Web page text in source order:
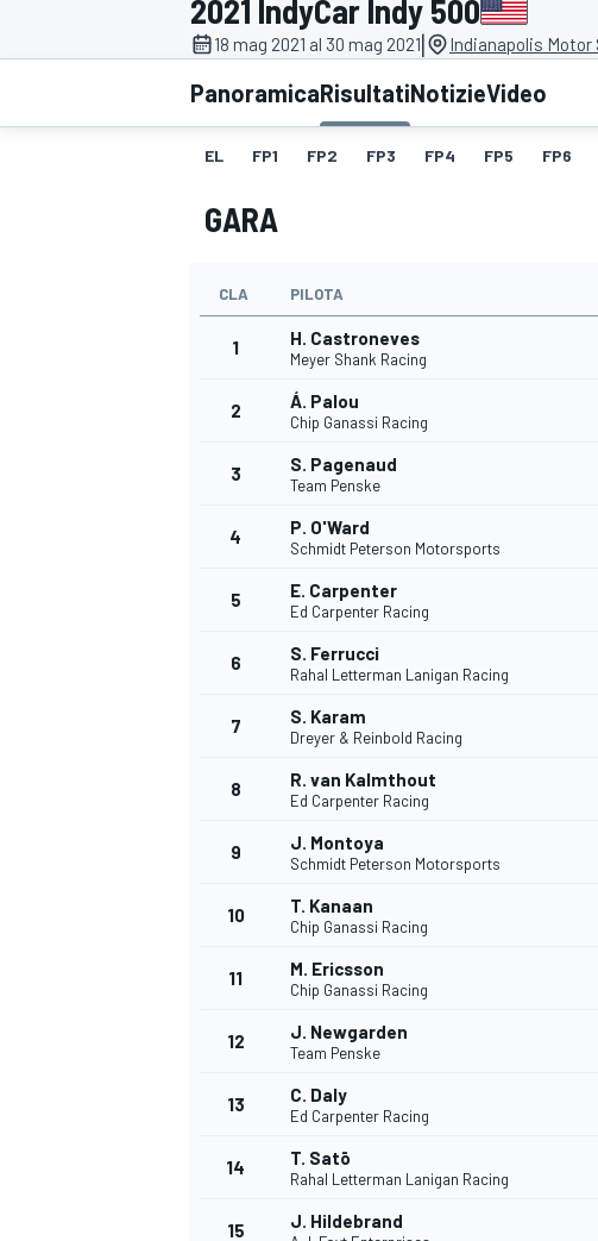
MOTOGP WEC
WRC
MONOPOSTO
2021 IndyCar Indy 500
18 mag 2021 al 30 mag 2021| Indianapolis Motor
PanoramicaRisultatiNotizieVideo
EL FP1 FP2 FP3 FP4 FP5 FP6
GARA
CLA PILOTA
1 H. Castroneves
Meyer Shank Racing
2 Á. Palou
Chip Ganassi Racing
3 S. Pagenaud
Team Penske
4 P. O'Ward
Schmidt Peterson Motorsports
5 E. Carpenter
Ed Carpenter Racing
6 S. Ferrucci
Rahal Letterman Lanigan Racing
7 S. Karam
Dreyer & Reinbold Racing
8 R. van Kalmthout
Ed Carpenter Racing
9 J. Montoya
Schmidt Peterson Motorsports
10 T. Kanaan
Chip Ganassi Racing
11 M. Ericsson
Chip Ganassi Racing
12 J. Newgarden
Team Penske
13 C. Daly
Ed Carpenter Racing
14 T. Satō
Rahal Letterman Lanigan Racing
15 J. Hildebrand